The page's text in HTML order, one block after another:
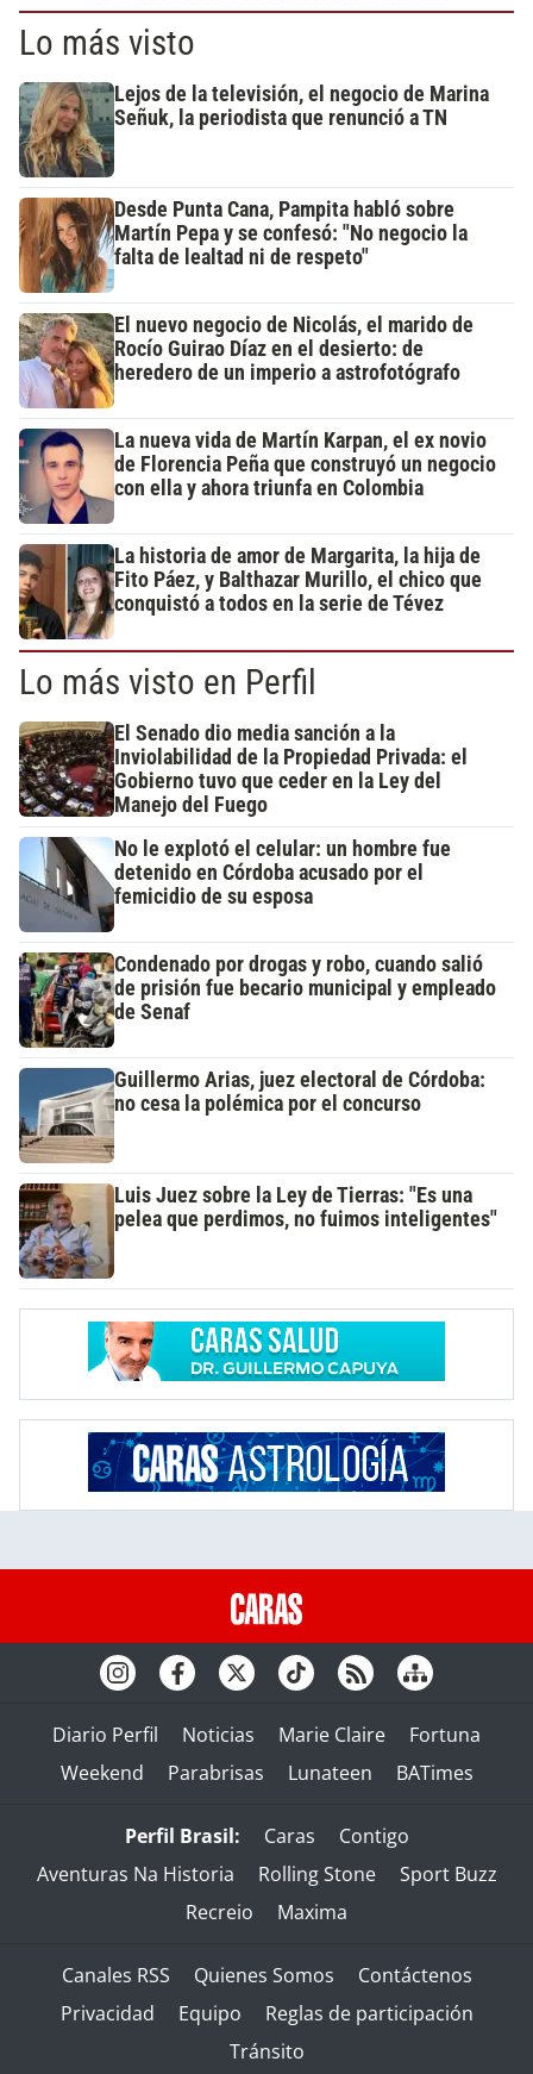
Lo más visto
Lejos de la televisión, el negocio de Marina
Señuk, la periodista que renunció a TN
Desde Punta Cana, Pampita habló sobre
Martín Pepa y se confesó: "No negocio la
falta de lealtad ni de respeto"
El nuevo negocio de Nicolás, el marido de
Rocío Guirao Díaz en el desierto: de
heredero de un imperio a astrofotógrafo
La nueva vida de Martín Karpan, el ex novio
de Florencia Peña que construyó un negocio
con ella y ahora triunfa en Colombia
La historia de amor de Margarita, la hija de
Fito Páez, y Balthazar Murillo, el chico que
conquistó a todos en la serie de Tévez
Lo más visto en Perfil
El Senado dio media sanción a la
Inviolabilidad de la Propiedad Privada: el
Gobierno tuvo que ceder en la Ley del
Manejo del Fuego
No le explotó el celular: un hombre fue
detenido en Córdoba acusado por el
femicidio de su esposa
Condenado por drogas y robo, cuando salió
de prisión fue becario municipal y empleado
de Senaf
Guillermo Arias, juez electoral de Córdoba:
no cesa la polémica por el concurso
Luis Juez sobre la Ley de Tierras: "Es una
pelea que perdimos, no fuimos inteligentes"
Diario Perfil Noticias Marie Claire
Fortuna
Weekend
Parabrisas Lunateen BATimes
Perfil Brasil: Caras
Contigo
Aventuras Na Historia
Rolling Stone
Sport Buzz
Recreio
Maxima
Canales RSS Quienes Somos
Contáctenos
Privacidad
Equipo
Reglas de participación
Tránsito